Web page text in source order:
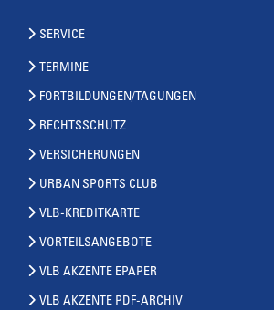
SERVICE
TERMINE
FORTBILDUNGEN/TAGUNGEN
RECHTSSCHUTZ
VERSICHERUNGEN
URBAN SPORTS CLUB
VLB-KREDITKARTE
VORTEILSANGEBOTE
VLB AKZENTE EPAPER
VLB AKZENTE PDF-ARCHIV